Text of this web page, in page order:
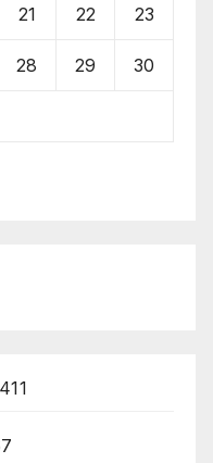
21 22 23
28 29 30